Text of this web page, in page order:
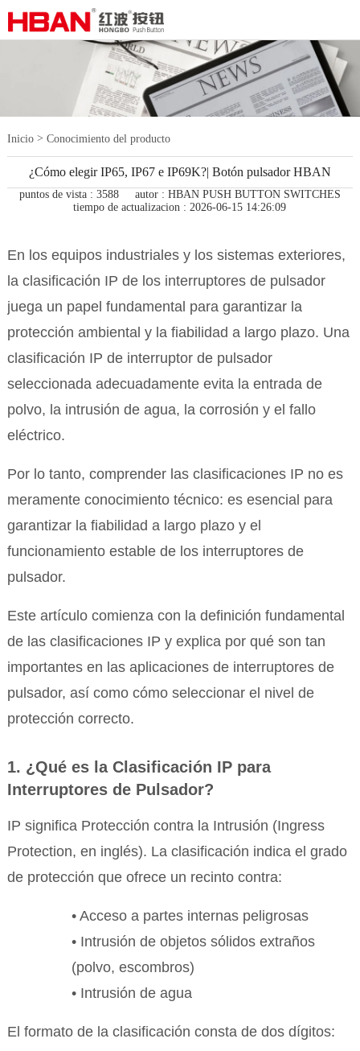
Inicio> Conocimiento del producto
¿Cómo elegir IP65, IP67 e IP69K?| Botón pulsador HBAN
puntos de vista : 3588
autor : HBAN PUSH BUTTON SWITCHES
tiempo de actualizacion : 2026-06-15 14:26:09
En los equipos industriales y los sistemas exteriores,
la clasificación IP de los interruptores de pulsador
juega un papel fundamental para garantizar la
protección ambiental y la fiabilidad a largo plazo. Una
clasificación IP de interruptor de pulsador
seleccionada adecuadamente evita la entrada de
polvo, la intrusión de agua, la corrosión y el fallo
eléctrico.
Por lo tanto, comprender las clasificaciones IP no es
meramente conocimiento técnico: es esencial para
garantizar la fiabilidad a largo plazo y el
funcionamiento estable de los interruptores de
pulsador.
Este artículo comienza con la definición fundamental
de las clasificaciones IP y explica por qué son tan
importantes en las aplicaciones de interruptores de
pulsador, así como cómo seleccionar el nivel de
protección correcto.
1. ¿Qué es la Clasificación IP para
Interruptores de Pulsador?
IP significa Protección contra la Intrusión (Ingress
Protection, en inglés). La clasificación indica el grado
de protección que ofrece un recinto contra:
• Acceso a partes internas peligrosas
• Intrusión de objetos sólidos extraños
(polvo, escombros)
• Intrusión de agua
El formato de la clasificación consta de dos dígitos: